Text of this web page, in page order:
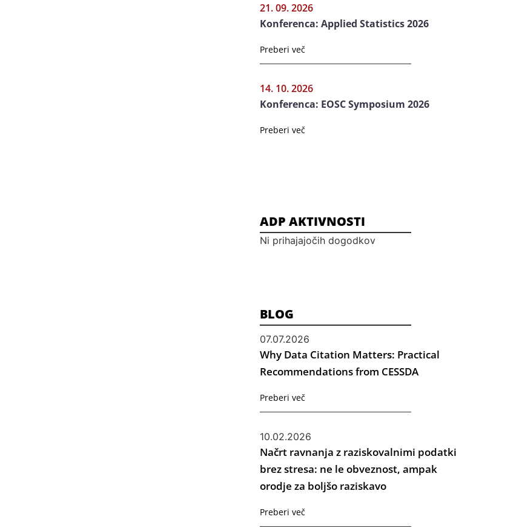
21. 09. 2026
Konferenca: Applied Statistics 2026
Preberi več
14. 10. 2026
Konferenca: EOSC Symposium 2026
Preberi več
ADP AKTIVNOSTI
Ni prihajajočih dogodkov
BLOG
07.07.2026
Why Data Citation Matters: Practical
Recommendations from CESSDA
Preberi več
10.02.2026
Načrt ravnanja z raziskovalnimi podatki
brez stresa: ne le obveznost, ampak
orodje za boljšo raziskavo
Preberi več